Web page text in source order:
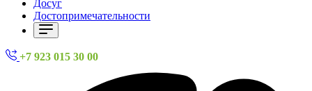
Досуг
Достопримечательности
+7 923 015 30 00